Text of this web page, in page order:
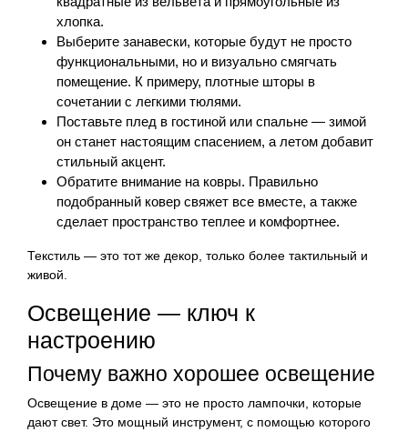
хлопка.
Выберите занавески, которые будут не просто
функциональными, но и визуально смягчать
помещение. К примеру, плотные шторы в
сочетании с легкими тюлями.
Поставьте плед в гостиной или спальне — зимой
он станет настоящим спасением, а летом добавит
стильный акцент.
Обратите внимание на ковры. Правильно
подобранный ковер свяжет все вместе, а также
сделает пространство теплее и комфортнее.
Текстиль — это тот же декор, только более тактильный и
живой.
Освещение — ключ к
настроению
Почему важно хорошее освещение
Освещение в доме — это не просто лампочки, которые
дают свет. Это мощный инструмент, с помощью которого